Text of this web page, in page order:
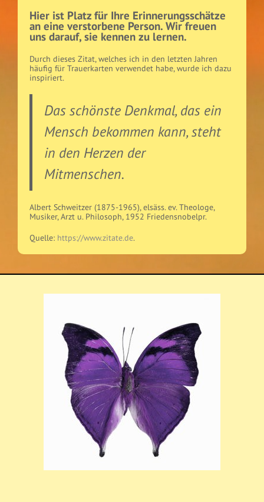
Hier ist Platz für Ihre Erinnerungsschätze
an eine verstorbene Person. Wir freuen
uns darauf, sie kennen zu lernen.
Durch dieses Zitat, welches ich in den letzten Jahren
häufig für Trauerkarten verwendet habe, wurde ich dazu
inspiriert.
Das schönste Denkmal, das ein
Mensch bekommen kann, steht
in den Herzen der
Mitmenschen.
Albert Schweitzer (1875-1965), elsäss. ev. Theologe,
Musiker, Arzt u. Philosoph, 1952 Friedensnobelpr.
Quelle: https://www.zitate.de.